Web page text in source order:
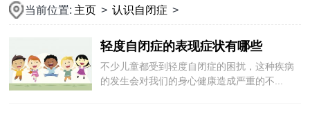
当前位置: 主页 > 认识自闭症 >
轻度自闭症的表现症状有哪些
不少儿童都受到轻度自闭症的困扰，这种疾病
的发生会对我们的身心健康造成严重的不...